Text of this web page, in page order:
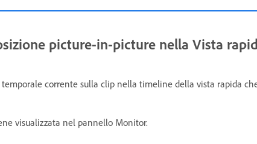
picture-in-picture nella Vista
corrente sulla clip nella timeline della vista rapida
visualizzata nel pannello Monitor.